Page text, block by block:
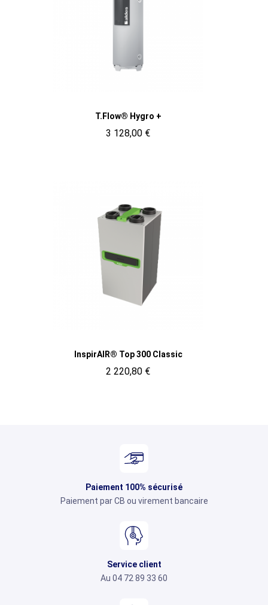
Aperçu rapide
T.Flow® Hygro +
3 128,00 €
Aperçu rapide
InspirAIR® Top 300 Classic
2 220,80 €
Paiement 100% sécurisé
Paiement par CB ou virement bancaire
Service client
Au 04 72 89 33 60